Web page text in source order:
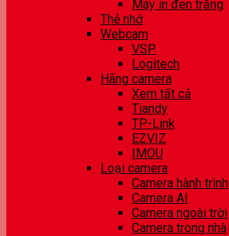
Máy in đen trắng
Thẻ nhớ
Webcam
VSP
Logitech
Hãng camera
Xem tất cả
Tiandy
TP-Link
EZVIZ
IMOU
Loại camera
Camera hành trình
Camera AI
Camera ngoài trời
Camera trong nhà